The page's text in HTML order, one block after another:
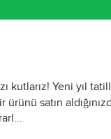
kutlarız! Yeni yıl
satın